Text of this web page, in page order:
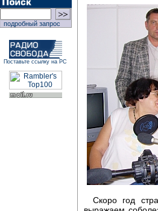
подробный запрос
Поставьте ссылку на РС
Скоро год